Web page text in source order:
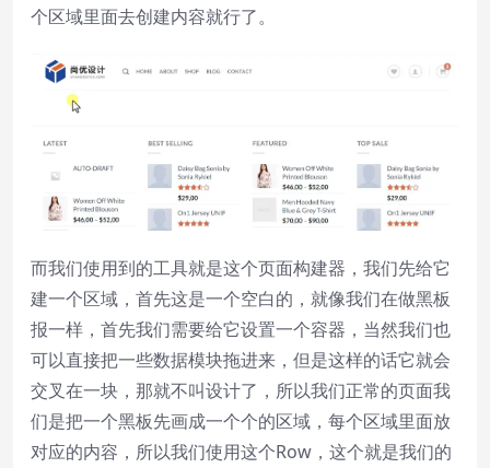
个区域里面去创建内容就行了。
而我们使用到的工具就是这个页面构建器，我们先给它
建一个区域，首先这是一个空白的，就像我们在做黑板
报一样，首先我们需要给它设置一个容器，当然我们也
可以直接把一些数据模块拖进来，但是这样的话它就会
交叉在一块，那就不叫设计了，所以我们正常的页面我
们是把一个黑板先画成一个个的区域，每个区域里面放
对应的内容，所以我们使用这个Row，这个就是我们的